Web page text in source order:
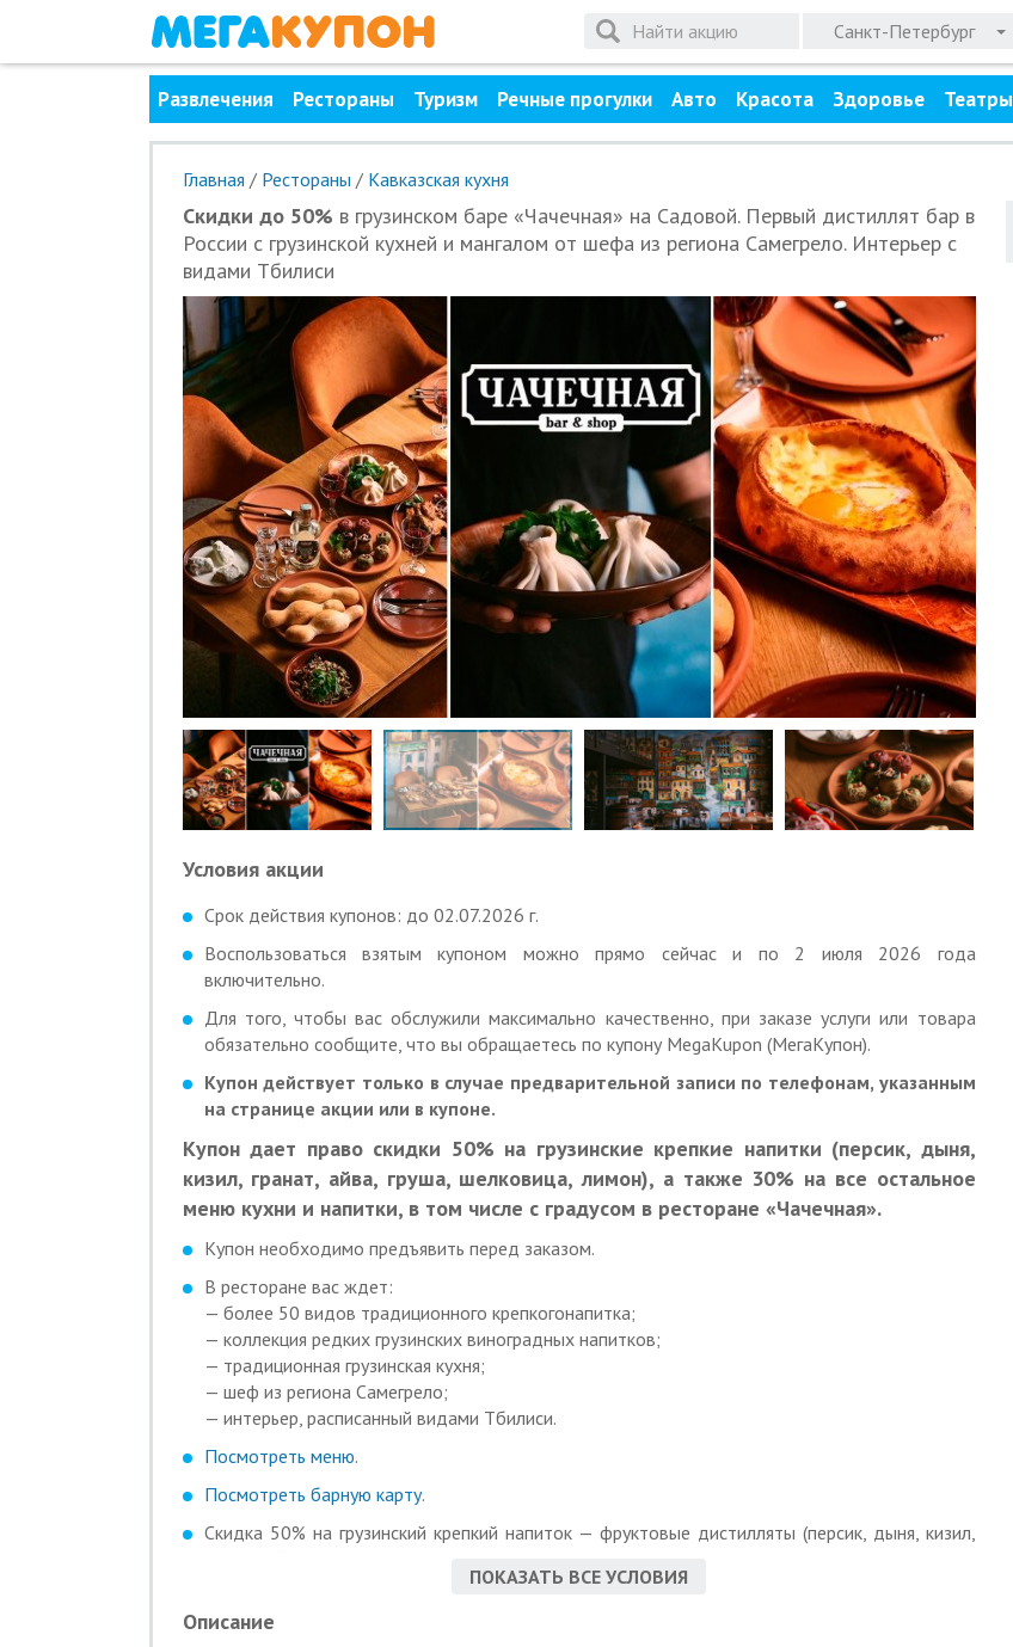
Санкт-Петербург
Развлечения Рестораны Туризм Речные прогулки Авто Красота Здоровье Театры
Главная / Рестораны / Кавказская кухня
Скидки до 50% в грузинском баре «Чачечная» на Садовой. Первый дистиллят бар в
России с грузинской кухней и мангалом от шефа из региона Самегрело. Интерьер с
видами Тбилиси
Условия акции
Срок действия купонов: до 02.07.2026 г.
Воспользоваться взятым купоном можно прямо сейчас и по 2 июля 2026 года
включительно.
Для того, чтобы вас обслужили максимально качественно, при заказе услуги или товара
обязательно сообщите, что вы обращаетесь по купону MegaKupon (МегаКупон).
Купон действует только в случае предварительной записи по телефонам, указанным
на странице акции или в купоне.
Купон дает право скидки 50% на грузинские крепкие напитки (персик, дыня,
кизил, гранат, айва, груша, шелковица, лимон), а также 30% на все остальное
меню кухни и напитки, в том числе с градусом в ресторане «Чачечная».
Купон необходимо предъявить перед заказом.
В ресторане вас ждет:
— более 50 видов традиционного крепкогонапитка;
— коллекция редких грузинских виноградных напитков;
— традиционная грузинская кухня;
— шеф из региона Самегрело;
— интерьер, расписанный видами Тбилиси.
Посмотреть меню.
Посмотреть барную карту.
Скидка 50% на грузинский крепкий напиток — фруктовые дистилляты (персик, дыня, кизил,
— долма — 420 р.;
ПОКАЗАТЬ ВСЕ УСЛОВИЯ
Описание